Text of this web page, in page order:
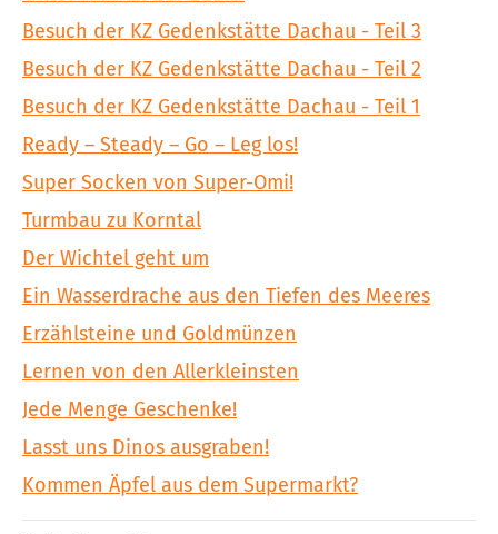
Besuch der KZ Gedenkstätte Dachau - Teil 3
Besuch der KZ Gedenkstätte Dachau - Teil 2
Besuch der KZ Gedenkstätte Dachau - Teil 1
Ready – Steady – Go – Leg los!
Super Socken von Super-Omi!
Turmbau zu Korntal
Der Wichtel geht um
Ein Wasserdrache aus den Tiefen des Meeres
Erzählsteine und Goldmünzen
Lernen von den Allerkleinsten
Jede Menge Geschenke!
Lasst uns Dinos ausgraben!
Kommen Äpfel aus dem Supermarkt?